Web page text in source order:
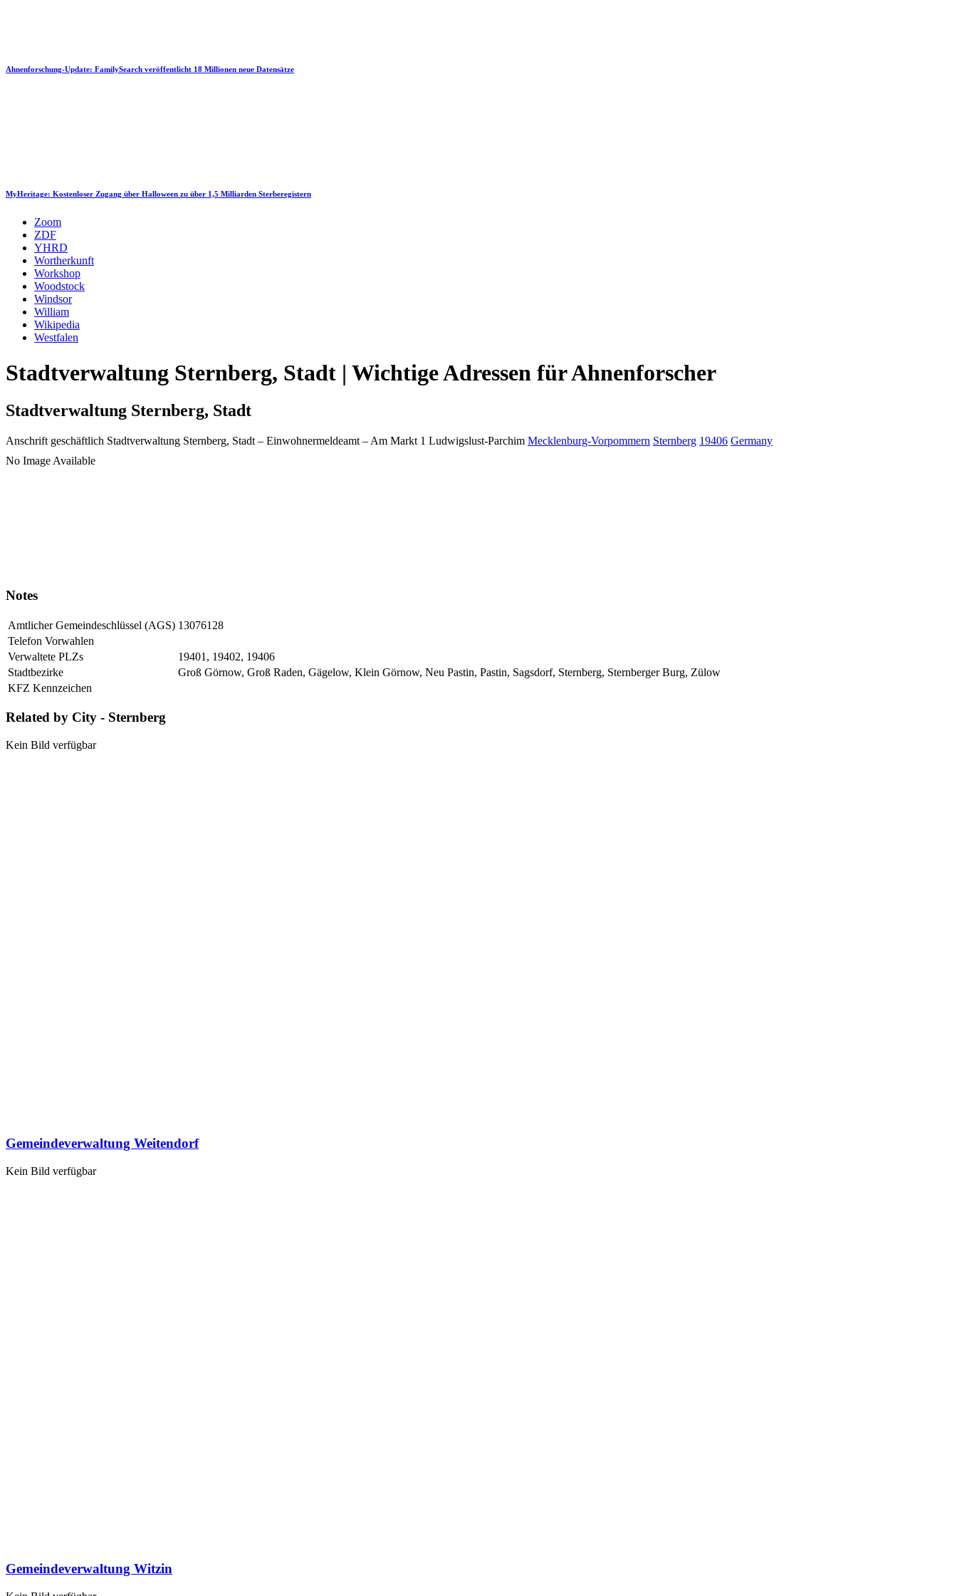
Ahnenforschung-Update: FamilySearch veröffentlicht 18 Millionen neue Datensätze
MyHeritage: Kostenloser Zugang über Halloween zu über 1,5 Milliarden Sterberegistern
Zoom
ZDF
YHRD
Wortherkunft
Workshop
Woodstock
Windsor
William
Wikipedia
Westfalen
Stadtverwaltung Sternberg, Stadt | Wichtige Adressen für Ahnenforscher
Stadtverwaltung Sternberg, Stadt
Anschrift geschäftlich Stadtverwaltung Sternberg, Stadt – Einwohnermeldeamt – Am Markt 1 Ludwigslust-Parchim Mecklenburg-Vorpommern Sternberg 19406 Germany
No Image Available
Notes
Amtlicher Gemeindeschlüssel (AGS) 13076128
Telefon Vorwahlen
Verwaltete PLZs
19401, 19402, 19406
Stadtbezirke
Groß Görnow, Groß Raden, Gägelow, Klein Görnow, Neu Pastin, Pastin, Sagsdorf, Sternberg, Sternberger Burg, Zülow
KFZ Kennzeichen
Related by City - Sternberg
Kein Bild verfügbar
Gemeindeverwaltung Weitendorf
Kein Bild verfügbar
Gemeindeverwaltung Witzin